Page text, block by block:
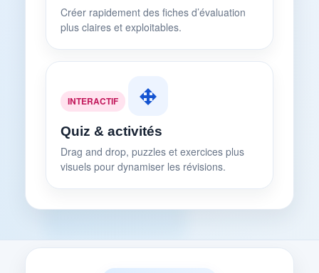
Créer rapidement des fiches d’évaluation
plus claires et exploitables.
INTERACTIF
Quiz & activités
Drag and drop, puzzles et exercices plus
visuels pour dynamiser les révisions.